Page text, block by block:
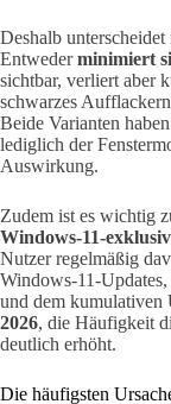
Deshalb
Entwederminimiert
sichtbar, verliert aber
schwarzes
Beide Varianten
lediglich der
Auswirkung.
Zudem ist es wichtig
Windows-11-exklusiv
Nutzer regelmäßig
Windows-11-Updates,
und dem kumulativen
2026, die Häufigkeit
deutlich erhöht.
Die häufigsten